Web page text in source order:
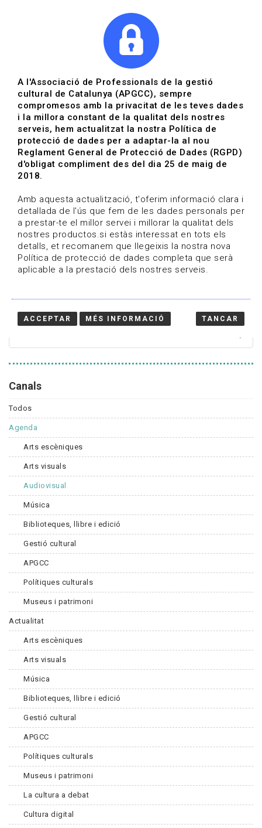
Actualitza't
Vols estar al dia?
HOME / BLOG
Estigues al dia
Convocatòries, activitats i notícies del sector de la
cultura.
Canals
Todos
Agenda
Arts escèniques
Arts visuals
Audiovisual
Música
Biblioteques, llibre i edició
Gestió cultural
APGCC
Polítiques culturals
Museus i patrimoni
Actualitat
Arts escèniques
Arts visuals
Música
Biblioteques, llibre i edició
Gestió cultural
APGCC
Polítiques culturals
Museus i patrimoni
La cultura a debat
Cultura digital
A l'Associació de Professionals de la gestió
cultural de Catalunya (APGCC), sempre
compromesos amb la privacitat de les teves dades
i la millora constant de la qualitat dels nostres
serveis, hem actualitzat la nostra Política de
protecció de dades per a adaptar-la al nou
Reglament General de Protecció de Dades (RGPD)
d'obligat compliment des del dia 25 de maig de
2018.
Amb aquesta actualització, t'oferim informació clara i
detallada de l'ús que fem de les dades personals per
a prestar-te el millor servei i millorar la qualitat dels
nostres productos.si estàs interessat en tots els
detalls, et recomanem que llegeixis la nostra nova
Política de protecció de dades completa que serà
aplicable a la prestació dels nostres serveis.
ACCEPTAR MÉS INFORMACIÓ TANCAR